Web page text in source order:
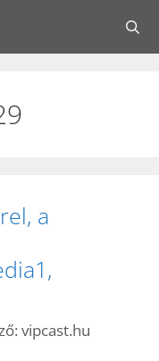
a
vipcast.hu